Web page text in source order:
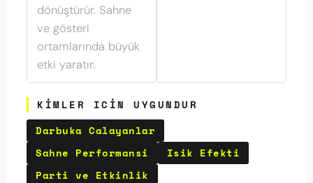
dönüştürür. Sahne
ve gösteri
ortamlarında büyük
etki yaratır.
KIMLER ICIN UYGUNDUR
Darbuka Calayanlar
Sahne Performansi
Isik Efekti
Parti ve Etkinlik